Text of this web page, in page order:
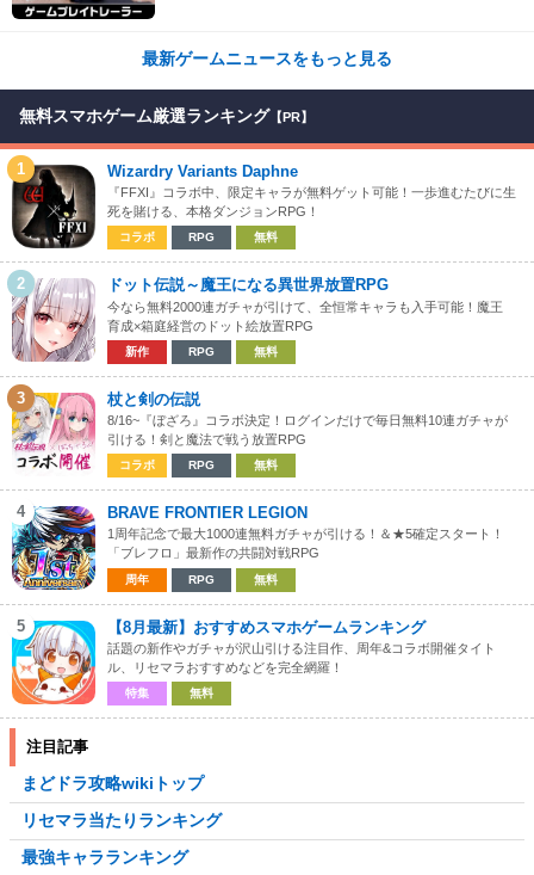
最新ゲームニュースをもっと見る
無料スマホゲーム厳選ランキング 【PR】
1 Wizardry Variants Daphne
『FFXI』コラボ中、限定キャラが無料ゲット可能！一歩進むたびに生
死を賭ける、本格ダンジョンRPG！
コラボ RPG 無料
2 ドット伝説～魔王になる異世界放置RPG
今なら無料2000連ガチャが引けて、全恒常キャラも入手可能！魔王
育成×箱庭経営のドット絵放置RPG
新作 RPG 無料
3 杖と剣の伝説
8/16~『ぼざろ』コラボ決定！ログインだけで毎日無料10連ガチャが
引ける！剣と魔法で戦う放置RPG
コラボ RPG 無料
4 BRAVE FRONTIER LEGION
1周年記念で最大1000連無料ガチャが引ける！＆★5確定スタート！
「ブレフロ」最新作の共闘対戦RPG
周年 RPG 無料
5 【8月最新】おすすめスマホゲームランキング
話題の新作やガチャが沢山引ける注目作、周年&コラボ開催タイト
ル、リセマラおすすめなどを完全網羅！
特集 無料
注目記事
まどドラ攻略wikiトップ
リセマラ当たりランキング
最強キャラランキング